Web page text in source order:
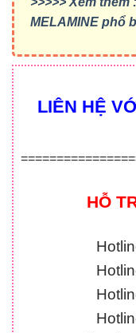
MELAMINE phổ
LIÊN HỆ
HỖ